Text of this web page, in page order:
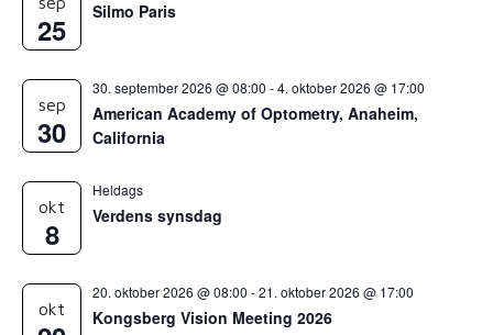
25 Silmo Paris
sep
30
30. september 2026 @ 08:00 -4. oktober 2026 @ 17:00
American Academy of Optometry, Anaheim,
California
okt
8
Heldags
Verdens synsdag
okt
20. oktober 2026 @ 08:00 -21. oktober 2026 @ 17:00
Kongsberg Vision Meeting 2026